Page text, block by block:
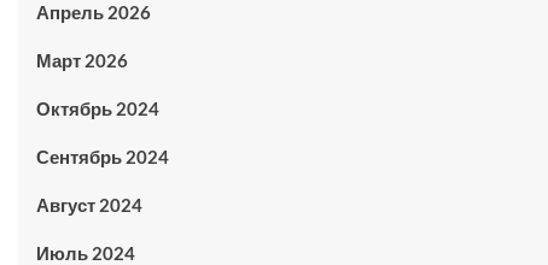
Апрель 2026
Март 2026
Октябрь 2024
Сентябрь 2024
Август 2024
Июль 2024